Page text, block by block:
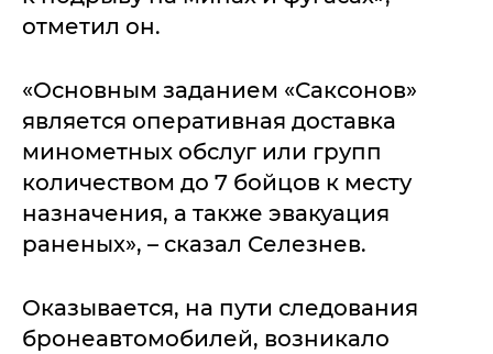
отметил он.
«Основным заданием «Саксонов»
является оперативная доставка
минометных обслуг или групп
количеством до 7 бойцов к месту
назначения, а также эвакуация
раненых», – сказал Селезнев.
Оказывается, на пути следования
бронеавтомобилей, возникало